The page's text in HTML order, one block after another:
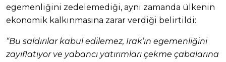
egemenliğini zedelemediği, aynı zamanda ülkenin
ekonomik kalkınmasına zarar verdiği belirtildi:
“Bu saldırılar kabul edilemez, Irak’ın egemenliğini
zayıflatıyor ve yabancı yatırımları çekme çabalarına